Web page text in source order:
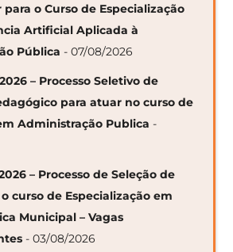
o Curso de Especialização
Artificial Aplicada à
Pública - 07/08/2026
– Processo Seletivo de
para atuar no curso de
Administração Publica -
– Processo de Seleção de
curso de Especialização em
Municipal – Vagas
- 03/08/2026